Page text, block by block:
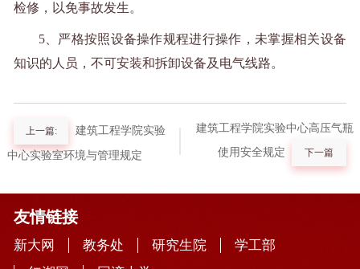
检修，以免事故发生。
5、严格按照设备操作规程进行操作，未掌握相关设备
知识的人员，不可安装和拆卸设备及电气线路。
上一篇: 建筑工程学院实验
中心实验室环境与管理规定
建筑工程学院实验中心高压气瓶
使用安全规定
下一篇
友情链接
新大网 教务处 研究生院
学工部